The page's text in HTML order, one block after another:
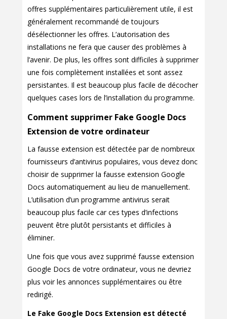
offres supplémentaires particulièrement utile, il est
généralement recommandé de toujours
désélectionner les offres. L’autorisation des
installations ne fera que causer des problèmes à
l’avenir. De plus, les offres sont difficiles à supprimer
une fois complètement installées et sont assez
persistantes. Il est beaucoup plus facile de décocher
quelques cases lors de l’installation du programme.
Comment supprimer Fake Google Docs
Extension de votre ordinateur
La fausse extension est détectée par de nombreux
fournisseurs d’antivirus populaires, vous devez donc
choisir de supprimer la fausse extension Google
Docs automatiquement au lieu de manuellement.
L’utilisation d’un programme antivirus serait
beaucoup plus facile car ces types d’infections
peuvent être plutôt persistants et difficiles à
éliminer.
Une fois que vous avez supprimé fausse extension
Google Docs de votre ordinateur, vous ne devriez
plus voir les annonces supplémentaires ou être
redirigé.
Le Fake Google Docs Extension est détecté